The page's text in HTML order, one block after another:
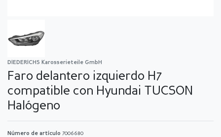
DIEDERICHS Karosserieteile GmbH
Faro delantero izquierdo H7
compatible con Hyundai TUCSON
Halógeno
Número de artículo 7006680